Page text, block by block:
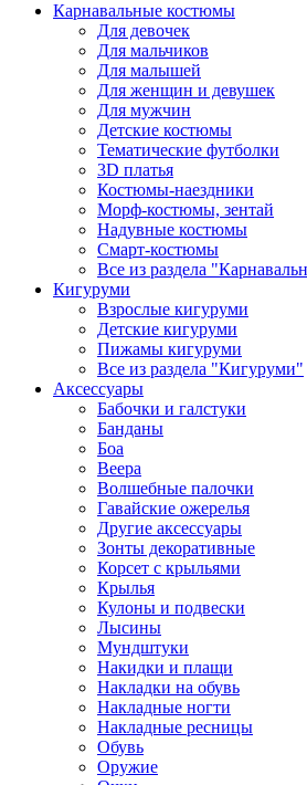
Карнавальные костюмы
Для девочек
Для мальчиков
Для малышей
Для женщин и девушек
Для мужчин
Детские костюмы
Тематические футболки
3D платья
Костюмы-наездники
Морф-костюмы, зентай
Надувные костюмы
Смарт-костюмы
Все из раздела
Кигуруми
Взрослые кигуруми
Детские кигуруми
Пижамы кигуруми
Все из раздела "Кигуруми"
Аксессуары
Бабочки и галстуки
Банданы
Боа
Веера
Волшебные палочки
Гавайские ожерелья
Другие аксессуары
Зонты декоративные
Корсет с крыльями
Крылья
Кулоны и подвески
Лысины
Мундштуки
Накидки и плащи
Накладки на обувь
Накладные ногти
Накладные ресницы
Обувь
Оружие